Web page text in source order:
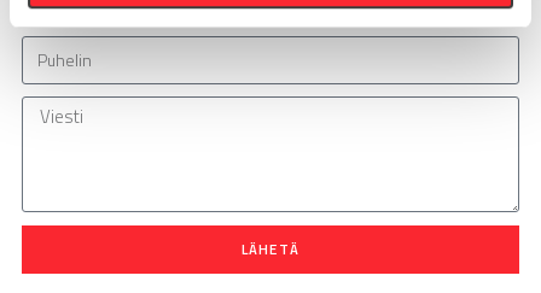
LÄHETÄ